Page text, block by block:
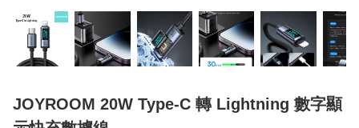
JOYROOM 20W Type-C 轉 Lightning 數字顯